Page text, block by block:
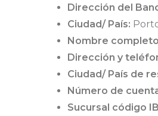
Dirección del
Ciudad/ País:
Nombre
Dirección y
Ciudad/ País de
Número de
Sucursal código